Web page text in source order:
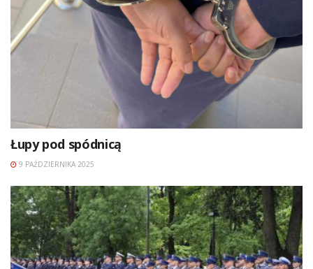
Łupy pod spódnicą
9 PAŹDZIERNIKA 2025